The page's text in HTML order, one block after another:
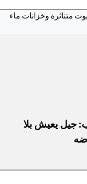
جيل يعيش بلا